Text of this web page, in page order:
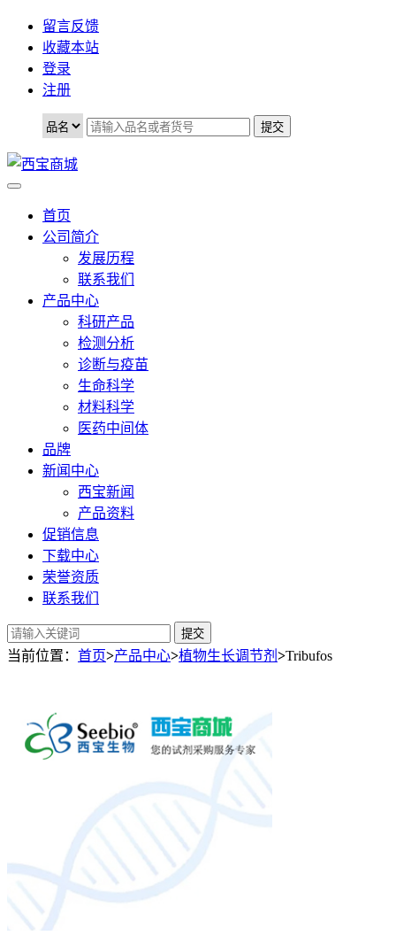
留言反馈
收藏本站
登录
注册
首页
公司简介
发展历程
联系我们
产品中心
科研产品
检测分析
诊断与疫苗
生命科学
材料科学
医药中间体
品牌
新闻中心
西宝新闻
产品资料
促销信息
下载中心
荣誉资质
联系我们
提交
当前位置： 首页>产品中心>植物生长调节剂 >Tribufos